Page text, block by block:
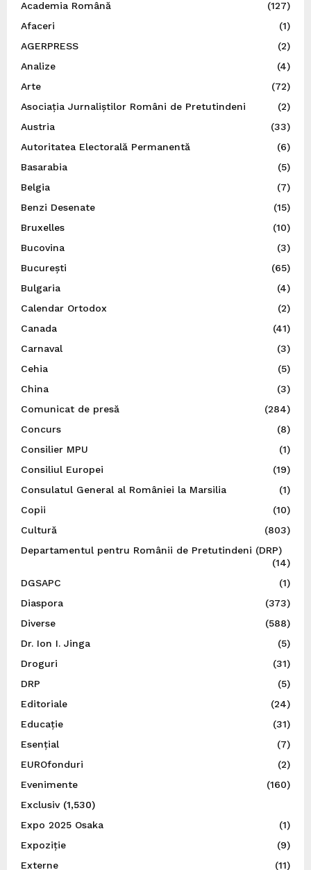
Academia Română
(127)
Afaceri
(1)
AGERPRESS
(2)
Analize
(4)
Arte
(72)
Asociația Jurnaliștilor Români de Pretutindeni
(2)
Austria
(33)
Autoritatea Electorală Permanentă
(6)
Basarabia
(5)
Belgia
(7)
Benzi Desenate
(15)
Bruxelles
(10)
Bucovina
(3)
București
(65)
Bulgaria
(4)
Calendar Ortodox
(2)
Canada
(41)
Carnaval
(3)
Cehia
(5)
China
(3)
Comunicat de presă
(284)
Concurs
(8)
Consilier MPU
(1)
Consiliul Europei
(19)
Consulatul General al României la Marsilia
(1)
Copii
(10)
Cultură
(803)
Departamentul pentru Românii de Pretutindeni (DRP)
(14)
DGSAPC
(1)
Diaspora
(373)
Diverse
(588)
Dr. Ion I. Jinga
(5)
Droguri
(31)
DRP
(5)
Editoriale
(24)
Educație
(31)
Esențial
(7)
EUROfonduri
(2)
Evenimente
(160)
Exclusiv(1,530)
Expo 2025 Osaka
(1)
Expoziție
(9)
Externe
(11)